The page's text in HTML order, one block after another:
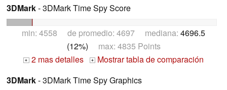
3DMark- 3DMark Time Spy Score
min: 4558 de promedio: 4697 mediana: 4696.5
(12%) max: 4835 Points
+ 2 mas detalles +
Mostrar tabla de comparación
3DMark- 3DMark Time Spy Graphics